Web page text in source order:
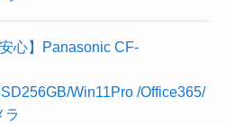
心】Panasonic CF-
Win11Pro /Office365/
ラ